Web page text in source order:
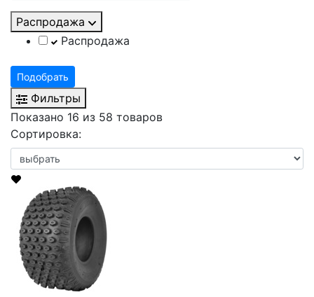
Распродажа
Распродажа
Подобрать
Фильтры
Показано 16 из 58 товаров
Сортировка: